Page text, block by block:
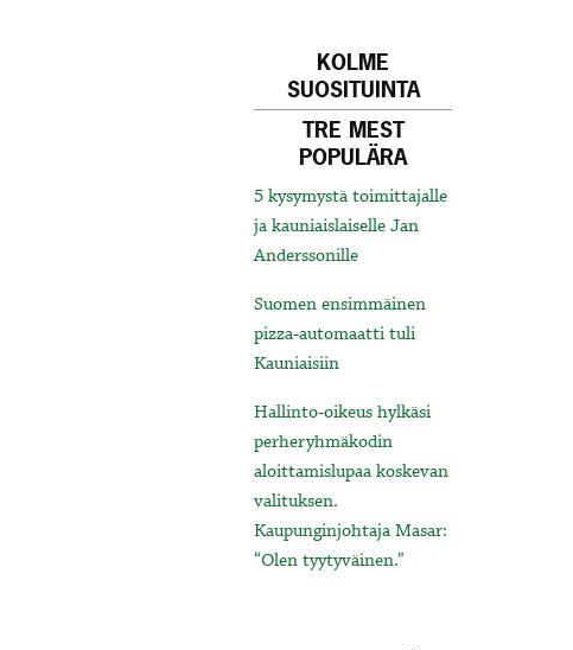
KOLME
SUOSITUINTA
TRE MEST
POPULÄRA
5 kysymystä toimittajalle
ja kauniaislaiselle Jan
Anderssonille
Suomen ensimmäinen
pizza-automaatti tuli
Kauniaisiin
Hallinto-oikeus hylkäsi
perheryhmäkodin
aloittamislupaa koskevan
valituksen.
Kaupunginjohtaja Masar:
“Olen tyytyväinen.”